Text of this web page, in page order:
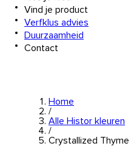
Vind je product
Verfklus advies
Duurzaamheid
Contact
Home
/
Alle Histor kleuren
/
Crystallized Thyme